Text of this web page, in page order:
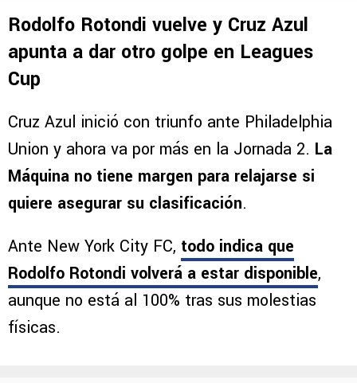
Rodolfo Rotondi vuelve y Cruz Azul
apunta a dar otro golpe en Leagues
Cup
Cruz Azul inició con triunfo ante Philadelphia
Union y ahora va por más en la Jornada 2. La
Máquina no tiene margen para relajarse si
quiere asegurar su clasificación.
Ante New York City FC, todo indica que
Rodolfo Rotondi volverá a estar disponible,
aunque no está al 100% tras sus molestias
físicas.